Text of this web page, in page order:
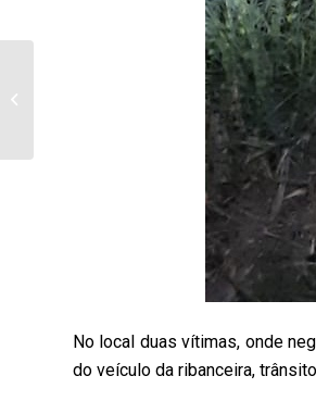
No local duas vítimas, onde
do veículo da ribanceira,